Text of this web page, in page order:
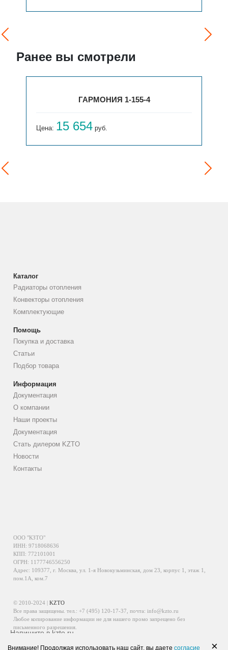
Ранее вы смотрели
ГАРМОНИЯ 1-155-4
Цена: 15 654 руб.
Каталог
Радиаторы отопления
Конвекторы отопления
Комплектующие
Помощь
Покупка и доставка
Статьи
Подбор товара
Информация
Документация
О компании
Наши проекты
Документация
Стать дилером KZTO
Новости
Контакты
ООО "КЗТО"
ИНН: 9718068636
КПП: 772101001
ОГРН: 1177746556250
Адрес: 109377, г. Москва, ул. 1-я Новокузьминская, дом 23, корпус 1, этаж 1,
пом.1А, ком.7
© 2010-2024 |KZTO
Все права защищены. тел.: +7 (495) 120-17-37 , почта: info@kzto.ru
Любое копирование информации не для нашего промо запрещено без
письменного разрешения.
Информация, размещенная на сайте, не является публичной офертой.
Напишите в kzto.ru
×
Внимание! Продолжая использовать наш сайт, вы даете согласие